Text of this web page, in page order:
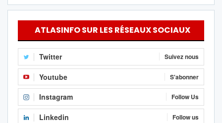
ATLASINFO SUR LES RÉSEAUX SOCIAUX
Twitter Suivez nous
Youtube S'abonner
Instagram Follow Us
Linkedin Follow us